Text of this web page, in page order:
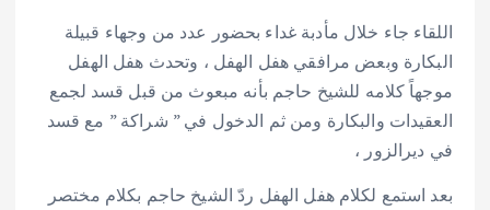
اللقاء جاء خلال مأدبة غداء بحضور عدد من وجهاء قبيلة
البكارة وبعض مرافقي هفل الهفل ، وتحدث هفل الهفل
موجهاً كلامه للشيخ حاجم بأنه مبعوث من قبل قسد لجمع
العقيدات والبكارة ومن ثم الدخول في ” شراكة ” مع قسد
في ديرالزور ،
بعد استمع لكلام هفل الهفل ردّ الشيخ حاجم بكلام مختصر